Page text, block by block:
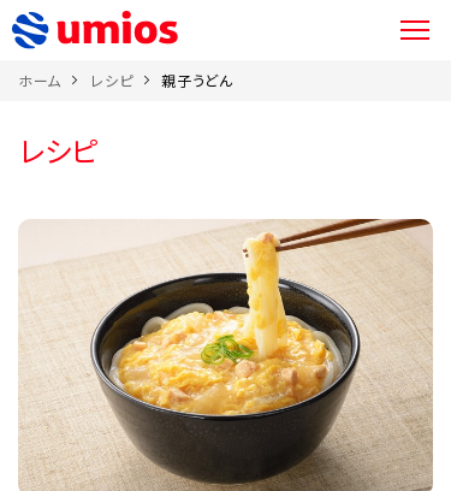
ホーム レシピ 親子うどん
レシピ